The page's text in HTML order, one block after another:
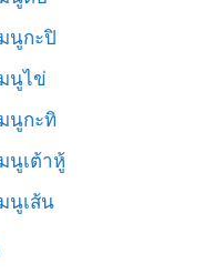
นูกะปิ
นูไข่
นูกะทิ
นูเต้าหู้
นูเส้น